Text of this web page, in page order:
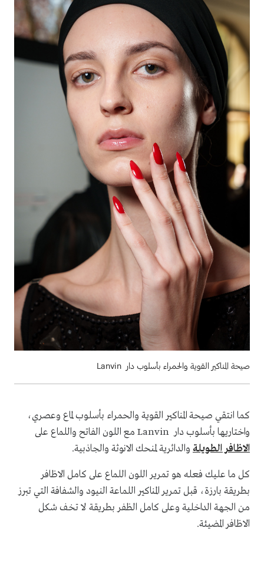
صيحة المناكير القوية والحمراء بأسلوب دار Lanvin
كما انتقي صيحة المناكير القوية والحمراء بأسلوب لماع وعصري،
واختاريها بأسلوب دار Lanvin مع اللون الفاتح واللماع على
الاظافر الطويلة والدائرية لمنحك الانوثة والجاذبية.
كل ما عليك فعله هو تمرير اللون اللماع على كامل الاظافر
بطريقة بارزة، قبل تمرير المناكير اللماعة النيود والشفافة التي تبرز
من الجهة الداخلية وعلى كامل الظفر بطريقة لا تخف شكل
الاظافر المضيئة.